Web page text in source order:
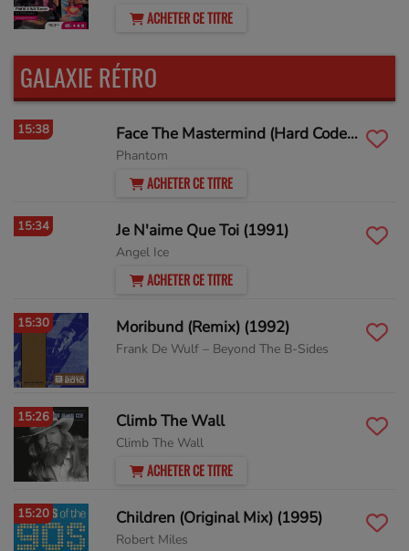
ACHETER CE TITRE
GALAXIE RÉTRO
15:38 Face The Mastermind (Hard Coded Path Mix)
Phantom
ACHETER CE TITRE
15:34 Je N'aime Que Toi (1991)
Angel Ice
ACHETER CE TITRE
15:30 Moribund (Remix) (1992)
Frank De Wulf ‎– Beyond The B-Sides
15:26 Climb The Wall
Climb The Wall
ACHETER CE TITRE
15:20 Children (Original Mix) (1995)
Robert Miles